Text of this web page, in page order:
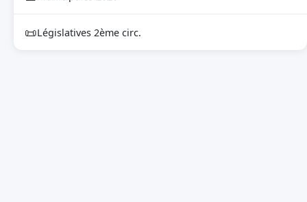
📜Législatives 2ème circ.